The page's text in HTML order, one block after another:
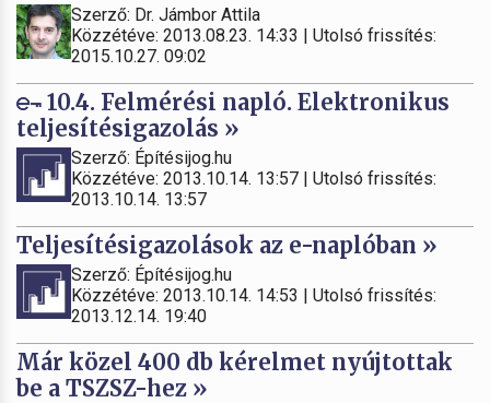
Szerző: Dr. Jámbor Attila
Közzétéve: 2013.08.23. 14:33 | Utolsó frissítés:
2015.10.27. 09:02
10.4. Felmérési napló. Elektronikus
teljesítésigazolás »
Szerző: Építésijog.hu
Közzétéve: 2013.10.14. 13:57 | Utolsó frissítés:
2013.10.14. 13:57
Teljesítésigazolások az e-naplóban »
Szerző: Építésijog.hu
Közzétéve: 2013.10.14. 14:53 | Utolsó frissítés:
2013.12.14. 19:40
Már közel 400 db kérelmet nyújtottak
be a TSZSZ-hez »